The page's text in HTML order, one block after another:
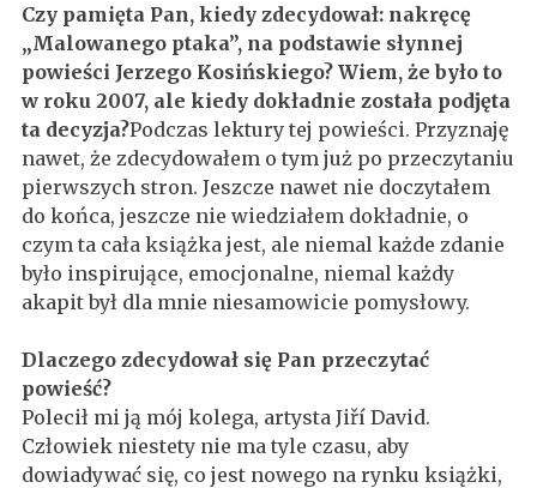
Czy pamięta Pan, kiedy zdecydował: nakręcę
„Malowanego ptaka”, na podstawie słynnej
powieści Jerzego Kosińskiego? Wiem, że było to
w roku 2007, ale kiedy dokładnie została podjęta
ta decyzja?Podczas lektury tej powieści. Przyznaję
nawet, że zdecydowałem o tym już po przeczytaniu
pierwszych stron. Jeszcze nawet nie doczytałem
do końca, jeszcze nie wiedziałem dokładnie, o
czym ta cała książka jest, ale niemal każde zdanie
było inspirujące, emocjonalne, niemal każdy
akapit był dla mnie niesamowicie pomysłowy.
Dlaczego zdecydował się Pan przeczytać
powieść?
Polecił mi ją mój kolega, artysta Jiří David.
Człowiek niestety nie ma tyle czasu, aby
dowiadywać się, co jest nowego na rynku książki,